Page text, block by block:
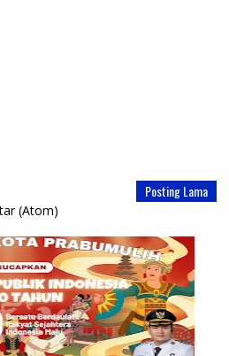
Posting Lama
(Atom)